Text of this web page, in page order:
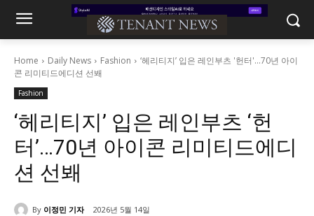
Home Daily News Fashion
‘헤리티지’ 입은 레인부츠 '헌터'...70년 아이
콘 리미티드에디션 선봬
Fashion
‘헤리티지’ 입은 레인부츠 ‘헌
터’…70년 아이콘 리미티드에디
션 선봬
By 이정민 기자 2026년 5월 14일